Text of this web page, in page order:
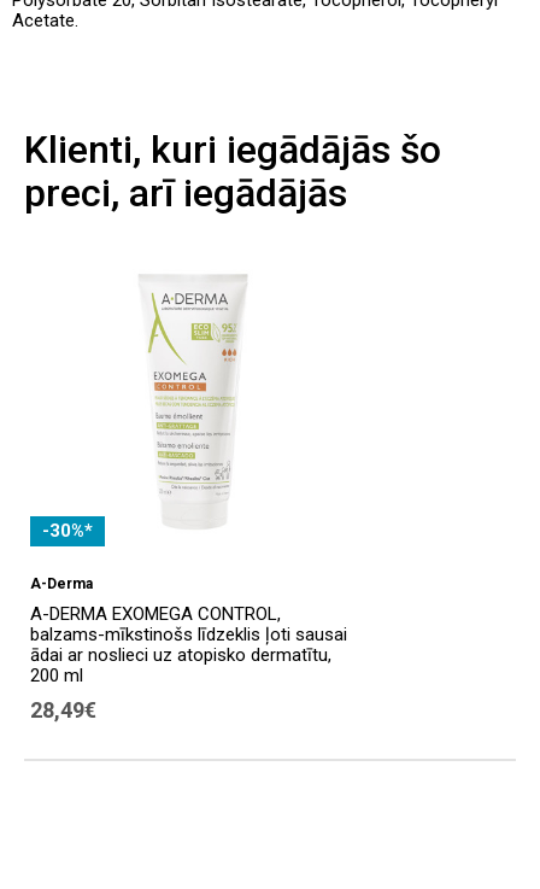
Acetate.
Klienti, kuri iegādājās šo
preci, arī iegādājās
-30%*
A-Derma
A-DERMA EXOMEGA CONTROL,
balzams-mīkstinošs līdzeklis ļoti sausai
ādai ar noslieci uz atopisko dermatītu,
200 ml
28,49€